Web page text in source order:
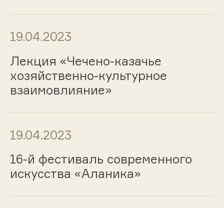
19.04.2023
Лекция «Чечено-казачье
хозяйственно-культурное
взаимовлияние»
19.04.2023
16-й фестиваль современного
искусства «Аланика»